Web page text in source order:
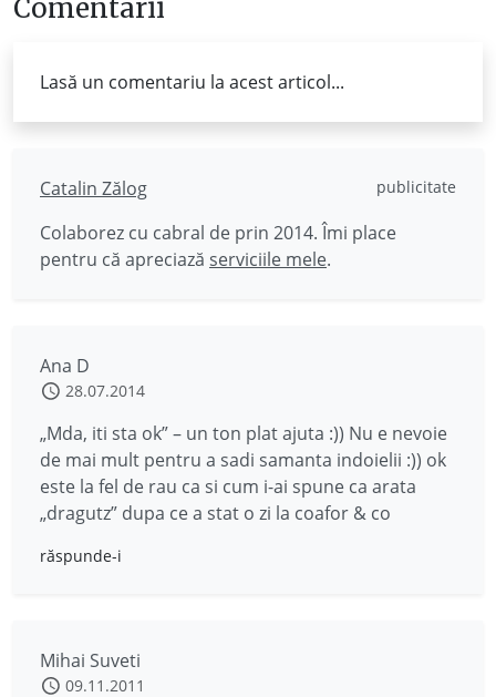
Comentarii
Lasă un comentariu la acest articol...
Catalin Zălog publicitate
Colaborez cu cabral de prin 2014. Îmi place
pentru că apreciază serviciile mele.
Ana D
28.07.2014
„Mda, iti sta ok” – un ton plat ajuta :)) Nu e nevoie
de mai mult pentru a sadi samanta indoielii :)) ok
este la fel de rau ca si cum i-ai spune ca arata
„dragutz” dupa ce a stat o zi la coafor & co
răspunde-i
Mihai Suveti
09.11.2011